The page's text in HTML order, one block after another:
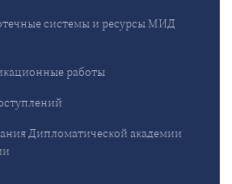
системы и ресурсы МИД
работы
Дипломатической академии